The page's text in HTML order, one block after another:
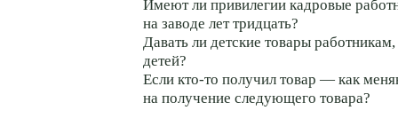
Имеют ли привилегии кадровые
на заводе лет тридцать?
Давать ли детские товары
детей?
Если кто-то получил товар — как
на получение следующего товара?